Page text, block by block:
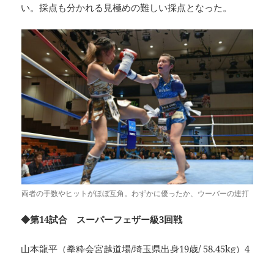
い。採点も分かれる見極めの難しい採点となった。
両者の手数やヒットがほぼ互角。わずかに優ったか、ウーバーの連打
◆第14試合 スーパーフェザー級3回戦
山本龍平（拳粋会宮越道場/埼玉県出身19歳/ 58.45kg）4